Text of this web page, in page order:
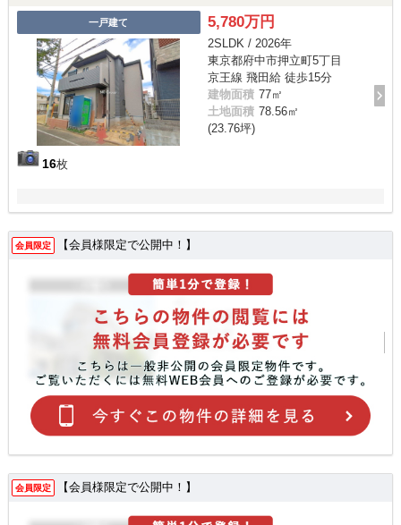
一戸建て
16枚
5,780万円
2SLDK / 2026年
東京都府中市押立町5丁目
京王線 飛田給 徒歩15分
建物面積 77㎡
土地面積 78.56㎡
(23.76坪)
会員限定 【会員様限定で公開中！】
会員限定 【会員様限定で公開中！】